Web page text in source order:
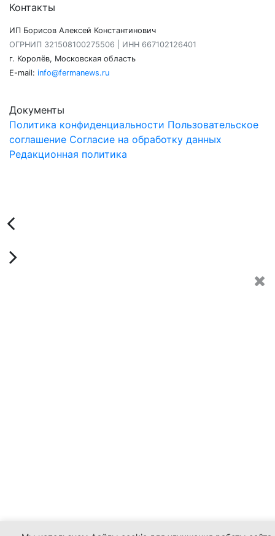
Контакты
ИП Борисов Алексей Константинович
ОГРНИП 321508100275506 | ИНН 667102126401
г. Королёв, Московская область
E-mail: info@fermanews.ru
Документы
Политика конфиденциальности Пользовательское
соглашение Согласие на обработку данных
Редакционная политика